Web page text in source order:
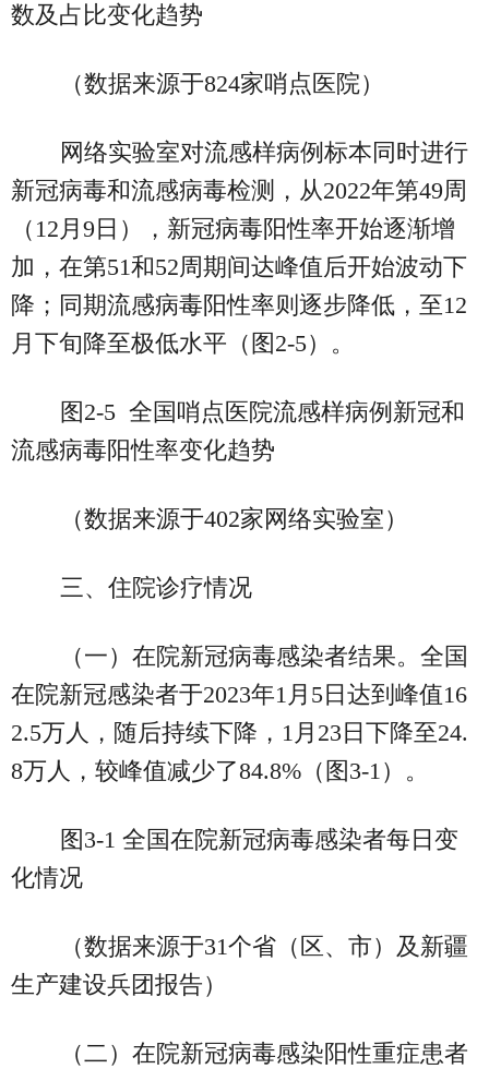
数及占比变化趋势
（数据来源于824家哨点医院）
网络实验室对流感样病例标本同时进行
新冠病毒和流感病毒检测，从2022年第49周
（12月9日），新冠病毒阳性率开始逐渐增
加，在第51和52周期间达峰值后开始波动下
降；同期流感病毒阳性率则逐步降低，至12
月下旬降至极低水平（图2-5）。
图2-5 全国哨点医院流感样病例新冠和
流感病毒阳性率变化趋势
（数据来源于402家网络实验室）
三、住院诊疗情况
（一）在院新冠病毒感染者结果。全国
在院新冠感染者于2023年1月5日达到峰值16
2.5万人，随后持续下降，1月23日下降至24.
8万人，较峰值减少了84.8%（图3-1）。
图3-1 全国在院新冠病毒感染者每日变
化情况
（数据来源于31个省（区、市）及新疆
生产建设兵团报告）
（二）在院新冠病毒感染阳性重症患者